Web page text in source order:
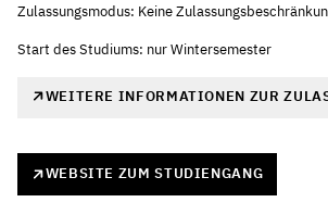
Zulassungsmodus: Keine
Start des Studiums: nur Wintersemester
WEITERE INFORMATIONEN ZUR
WEBSITE ZUM STUDIENGANG